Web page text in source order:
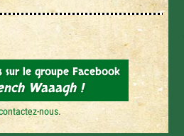
sur le groupe Facebook
Waaagh !
nous.